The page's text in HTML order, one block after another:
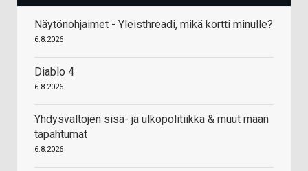
Näytönohjaimet - Yleisthreadi, mikä kortti minulle?
6.8.2026
Diablo 4
6.8.2026
Yhdysvaltojen sisä- ja ulkopolitiikka & muut maan
tapahtumat
6.8.2026